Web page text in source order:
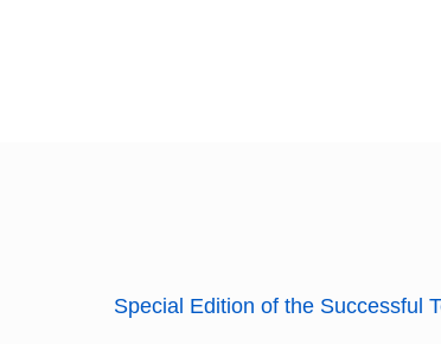
Special Edition of the Successful